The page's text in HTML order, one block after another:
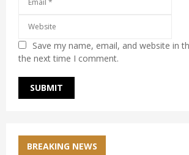
Save my name, email, and website in
the next time I comment.
BREAKING NEWS